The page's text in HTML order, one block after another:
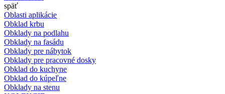
späť
Oblasti aplikácie
Obklad krbu
Obklady na podlahu
Obklady na fasádu
Obklady pre nábytok
Obklady pre pracovné dosky
Obklad do kuchyne
Obklad do kúpeľne
Obklady na stenu